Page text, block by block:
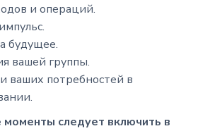
и операций.
будущее.
вашей группы.
ваших потребностей в
следует включить в